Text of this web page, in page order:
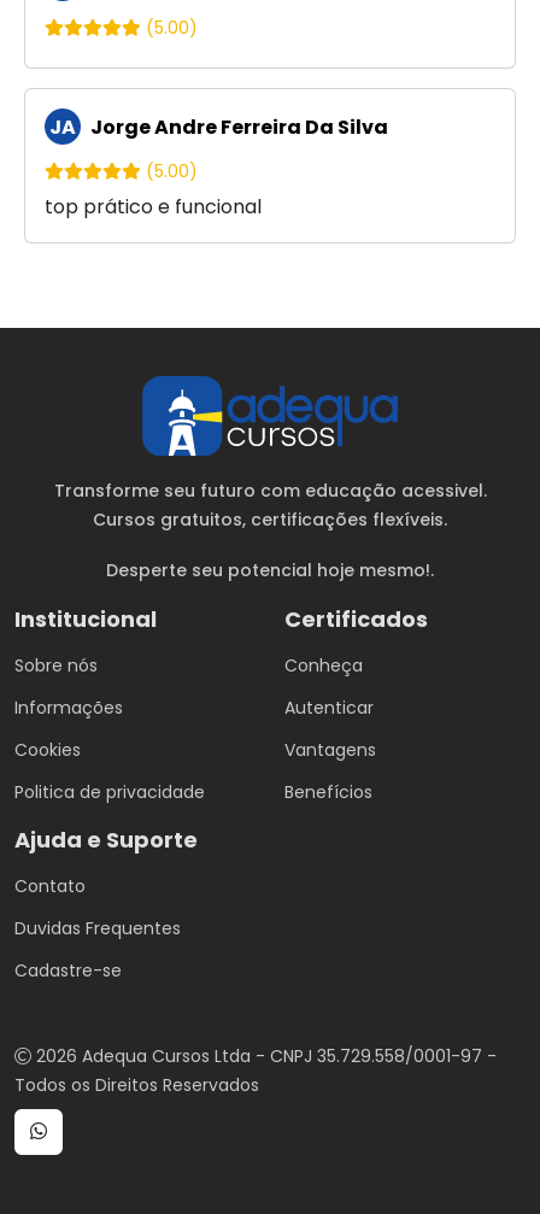
(5.00)
JA Jorge Andre Ferreira Da Silva
(5.00)
top prático e funcional
Transforme seu futuro com educação acessivel.
Cursos gratuitos, certificações flexíveis.
Desperte seu potencial hoje mesmo!.
Institucional
Sobre nós
Informações
Cookies
Politica de privacidade
Certificados
Conheça
Autenticar
Vantagens
Benefícios
Ajuda e Suporte
Contato
Duvidas Frequentes
Cadastre-se
2026 Adequa Cursos Ltda - CNPJ 35.729.558/0001-97 -
Todos os Direitos Reservados